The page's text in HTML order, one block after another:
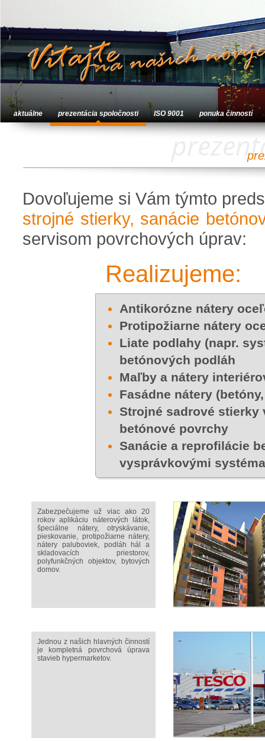
aktuálne prezentácia spoločnosti ISO 9001 ponuka činností
Dovoľujeme si Vám týmto
strojné stierky, sanácie
servisom povrchových úprav:
Realizujeme:
Antikorózne nátery
Protipožiarne nátery
Liate podlahy (napr.
betónových podláh
Maľby a nátery
Fasádne nátery
Strojné sadrové stierky
betónové povrchy
Sanácie a reprofilácie
vysprávkovými
Zabezpečujeme už viac ako 20
rokov aplikáciu náterových látok,
špeciálne nátery, otryskávanie,
pieskovanie, protipožiarne nátery,
nátery paluboviek, podláh hál a
skladovacích priestorov,
polyfunkčných objektov, bytových
domov.
Jednou z našich hlavných činností
je kompletná povrchová úprava
stavieb hypermarketov.